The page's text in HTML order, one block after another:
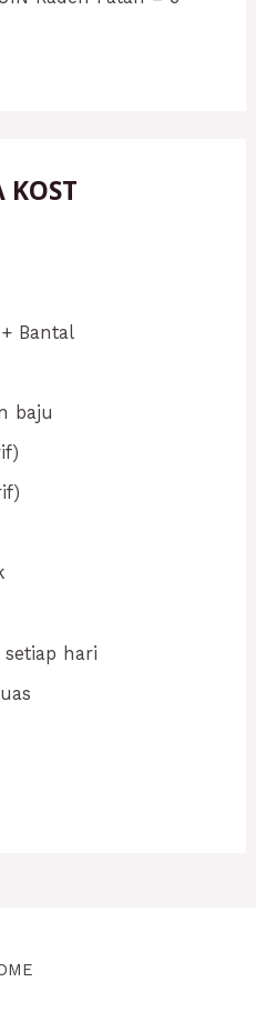
KOST
Bantal
baju
setiap hari